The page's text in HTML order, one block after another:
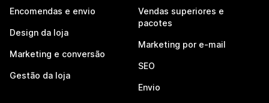
Encomendas e envio
Design da loja
Marketing e conversão
Gestão da loja
Vendas superiores e
pacotes
Marketing por e-mail
SEO
Envio